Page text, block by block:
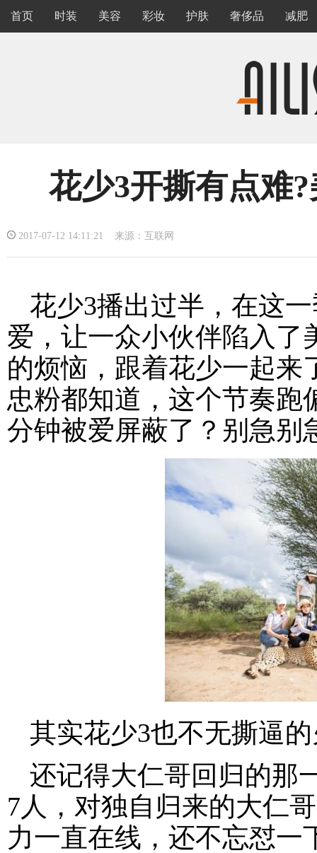
首页 时装 美容 彩妆 护肤 奢侈品 减肥
花少3开撕有点难
2017-07-12 14:11:21 来源：互联网
花少3播出过半，在这
爱，让一众小伙伴陷入了
的烦恼，跟着花少一起来
忠粉都知道，这个节奏跑
分钟被爱屏蔽了？别急别
其实花少3也不无撕逼
还记得大仁哥回归的那
7人，对独自归来的大仁
力一直在线，还不忘怼一